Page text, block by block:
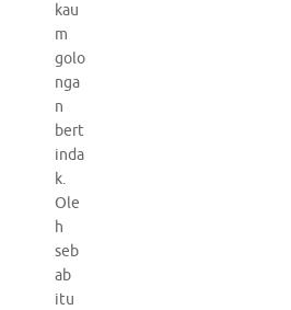
kau
m
golo
nga
n
bert
inda
k.
Ole
h
seb
ab
itu